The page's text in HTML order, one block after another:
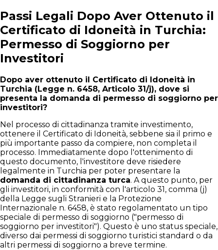
Passi Legali Dopo Aver Ottenuto il
Certificato di Idoneità in Turchia:
Permesso di Soggiorno per
Investitori
Dopo aver ottenuto il Certificato di Idoneità in
Turchia (Legge n. 6458, Articolo 31/j), dove si
presenta la domanda di permesso di soggiorno per
investitori?
Nel processo di cittadinanza tramite investimento,
ottenere il Certificato di Idoneità, sebbene sia il primo e
più importante passo da compiere, non completa il
processo. Immediatamente dopo l'ottenimento di
questo documento, l'investitore deve risiedere
legalmente in Turchia per poter presentare la
domanda di cittadinanza turca. A questo punto, per
gli investitori, in conformità con l'articolo 31, comma (j)
della Legge sugli Stranieri e la Protezione
Internazionale n. 6458, è stato regolamentato un tipo
speciale di permesso di soggiorno ("permesso di
soggiorno per investitori"). Questo è uno status speciale,
diverso dai permessi di soggiorno turistici standard o da
altri permessi di soggiorno a breve termine.